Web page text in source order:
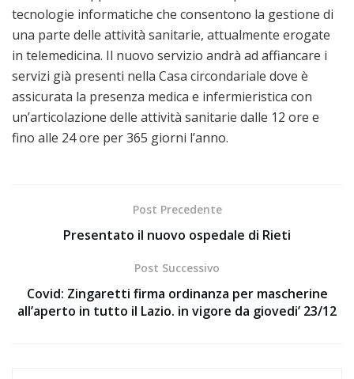
tecnologie informatiche che consentono la gestione di
una parte delle attività sanitarie, attualmente erogate
in telemedicina. Il nuovo servizio andrà ad affiancare i
servizi già presenti nella Casa circondariale dove è
assicurata la presenza medica e infermieristica con
un’articolazione delle attività sanitarie dalle 12 ore e
fino alle 24 ore per 365 giorni l’anno.
Post Precedente
Presentato il nuovo ospedale di Rieti
Post Successivo
Covid: Zingaretti firma ordinanza per mascherine
all’aperto in tutto il Lazio. in vigore da giovedi’ 23/12